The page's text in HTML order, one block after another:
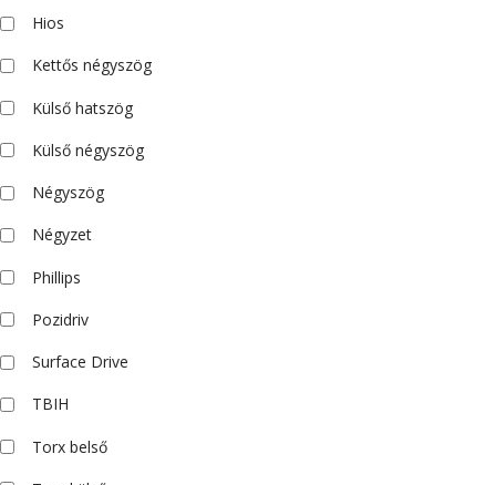
Hios
Kettős négyszög
Külső hatszög
Külső négyszög
Négyszög
Négyzet
Phillips
Pozidriv
Surface Drive
TBIH
Torx belső